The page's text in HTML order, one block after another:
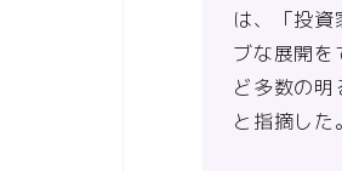
は、「投
ブな展開
ど多数の明
と指摘した。